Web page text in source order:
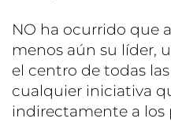
NO ha ocurrido que
menos aún su líder,
el centro de todas
cualquier iniciativa
indirectamente a los